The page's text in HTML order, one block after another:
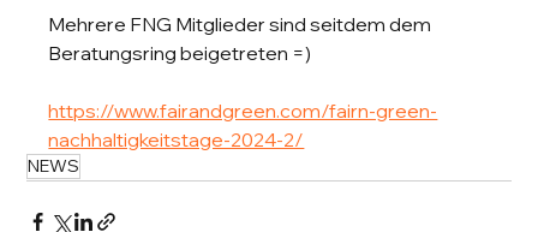
Mehrere FNG Mitglieder sind seitdem dem
Beratungsring beigetreten =)
https://www.fairandgreen.com/fairn-green-
nachhaltigkeitstage-2024-2/
NEWS